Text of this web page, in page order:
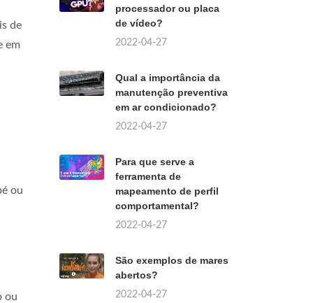
de
em
ou
ou
processador ou placa
de vídeo?
2022-04-27
Qual a importância da
manutenção preventiva
em ar condicionado?
2022-04-27
Para que serve a
ferramenta de
mapeamento de perfil
comportamental?
2022-04-27
São exemplos de mares
abertos?
2022-04-27